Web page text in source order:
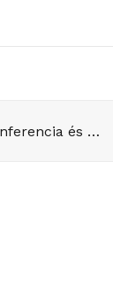
Pénzügyi konferencia és időnyerés: folyamatban